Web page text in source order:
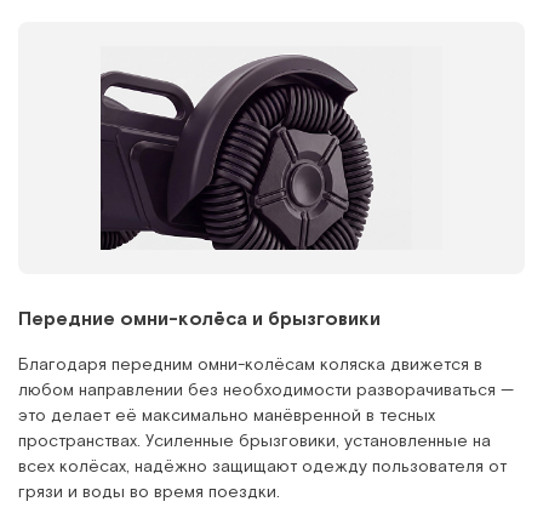
Передние омни-колёса и брызговики
Благодаря передним омни-колёсам коляска движется в
любом направлении без необходимости разворачиваться —
это делает её максимально манёвренной в тесных
пространствах. Усиленные брызговики, установленные на
всех колёсах, надёжно защищают одежду пользователя от
грязи и воды во время поездки.